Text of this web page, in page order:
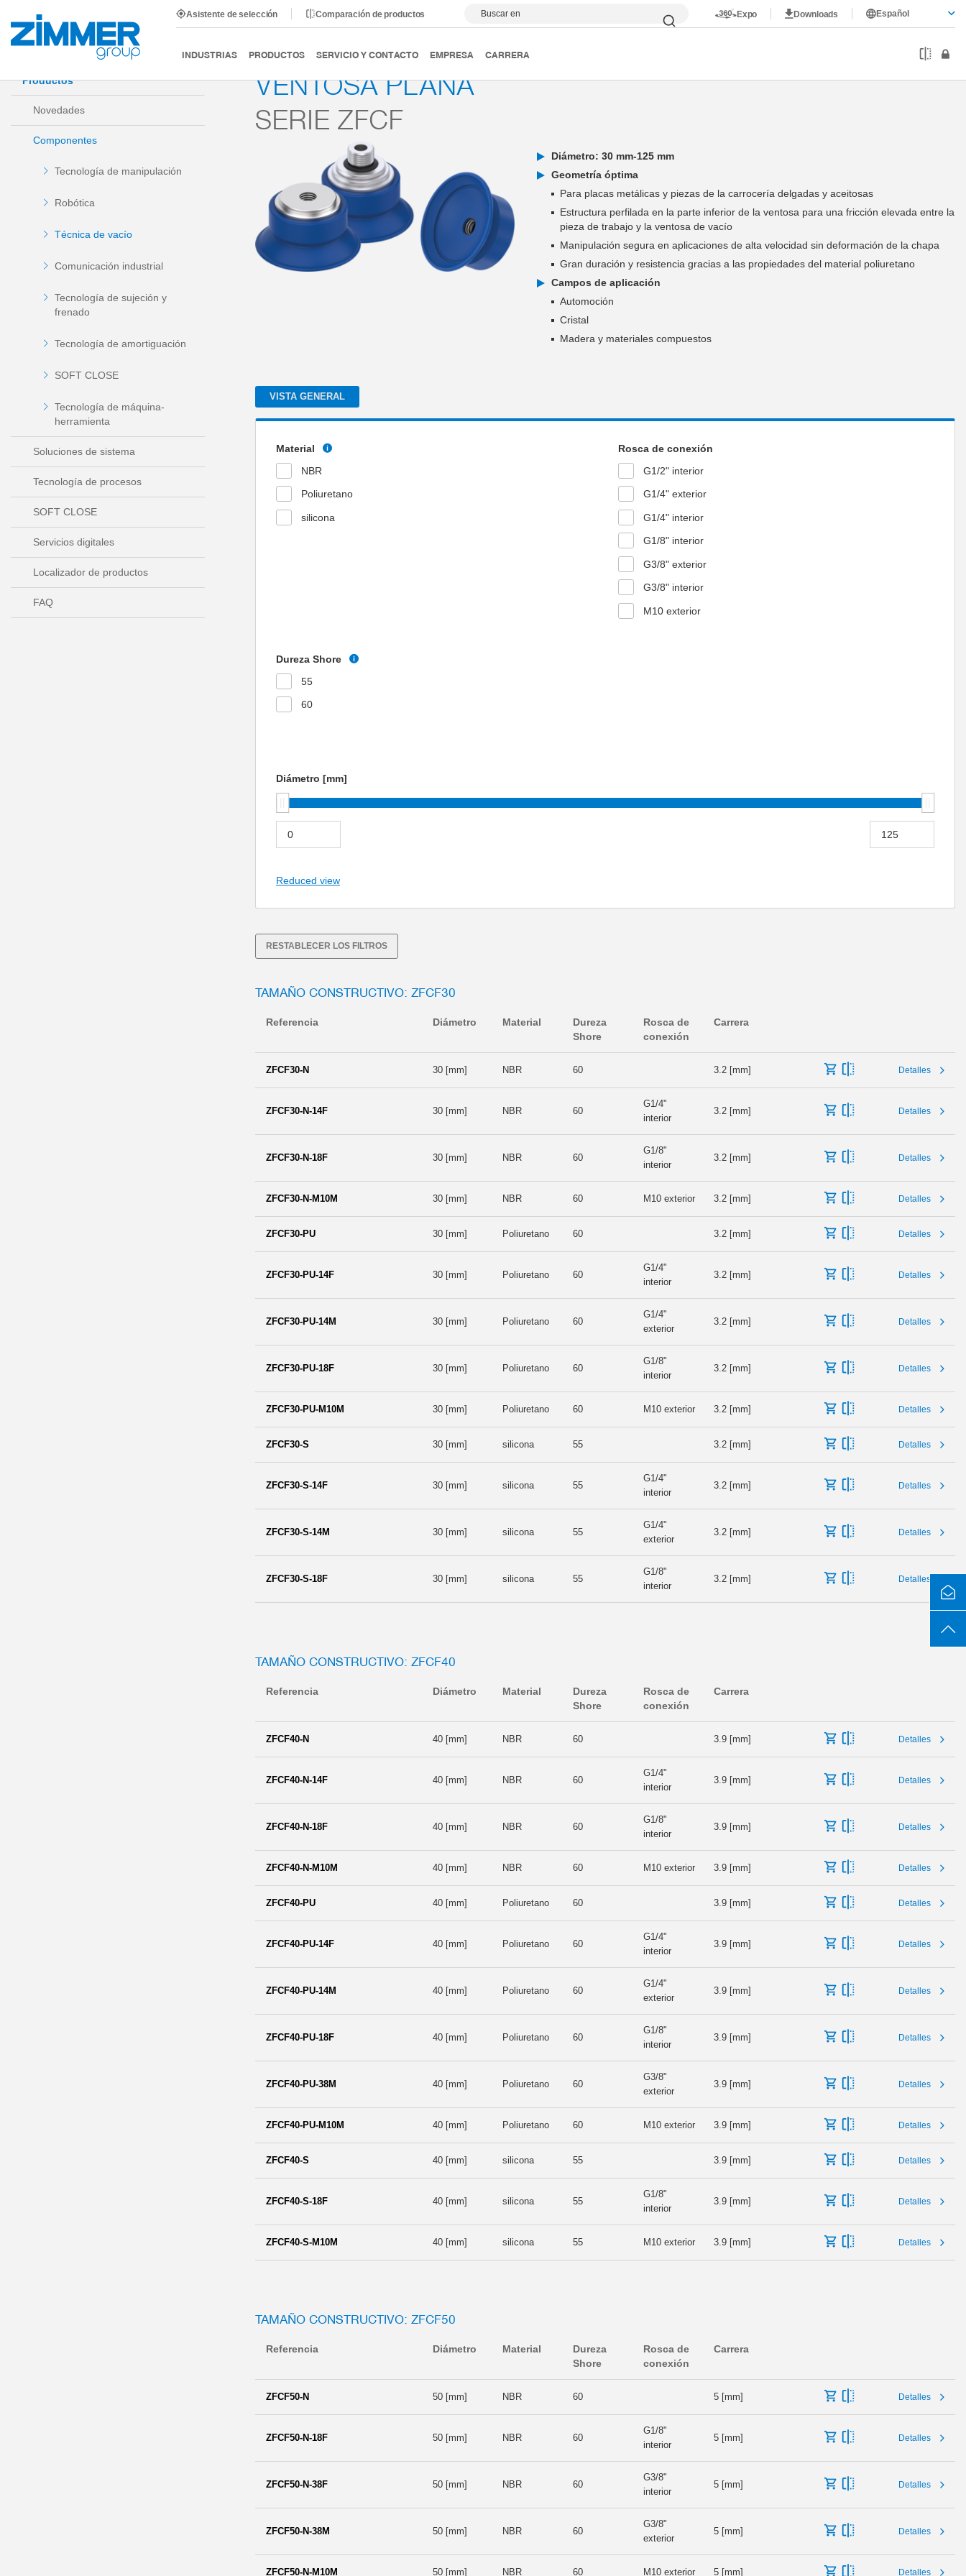
Asistente de selección Comparación de productos Buscar en Expo Downloads Español
INDUSTRIAS PRODUCTOS SERVICIO Y CONTACTO EMPRESA CARRERA
Inicio Productos Componentes Técnica de vacío Ventosas Serie ZFCF
Productos
Novedades
Componentes
Tecnología de manipulación
Robótica
Técnica de vacío
Comunicación industrial
Tecnología de sujeción y
frenado
Tecnología de amortiguación
SOFT CLOSE
Tecnología de máquina-
herramienta
Soluciones de sistema
Tecnología de procesos
SOFT CLOSE
Servicios digitales
Localizador de productos
FAQ
VENTOSA PLANA
SERIE ZFCF
Diámetro: 30 mm-125 mm
Geometría óptima
Para placas metálicas y piezas de la carrocería delgadas y aceitosas
Estructura perfilada en la parte inferior de la ventosa para una fricción elevada entre la
pieza de trabajo y la ventosa de vacío
Manipulación segura en aplicaciones de alta velocidad sin deformación de la chapa
Gran duración y resistencia gracias a las propiedades del material poliuretano
Campos de aplicación
Automoción
Cristal
Madera y materiales compuestos
VISTA GENERAL
Material
NBR
Poliuretano
silicona
Rosca de conexión
G1/2" interior
G1/4" exterior
G1/4" interior
G1/8" interior
G3/8" exterior
G3/8" interior
M10 exterior
Dureza Shore
55
60
Diámetro [mm]
Reduced view
RESTABLECER LOS FILTROS
TAMAÑO CONSTRUCTIVO: ZFCF30
Referencia Diámetro Material
Dureza
Shore
Rosca de
conexión
Carrera
ZFCF30-N 30 [mm] NBR 60 3.2 [mm] Detalles
ZFCF30-N-14F 30 [mm] NBR 60
G1/4"
interior
3.2 [mm] Detalles
ZFCF30-N-18F 30 [mm] NBR 60
G1/8"
interior
3.2 [mm] Detalles
ZFCF30-N-M10M 30 [mm] NBR 60 M10 exterior 3.2 [mm] Detalles
ZFCF30-PU 30 [mm] Poliuretano 60 3.2 [mm] Detalles
ZFCF30-PU-14F 30 [mm] Poliuretano 60
G1/4"
interior
3.2 [mm] Detalles
ZFCF30-PU-14M 30 [mm] Poliuretano 60
G1/4"
exterior
3.2 [mm] Detalles
ZFCF30-PU-18F 30 [mm] Poliuretano 60
G1/8"
interior
3.2 [mm] Detalles
ZFCF30-PU-M10M 30 [mm] Poliuretano 60 M10 exterior 3.2 [mm] Detalles
ZFCF30-S 30 [mm] silicona 55 3.2 [mm] Detalles
ZFCF30-S-14F 30 [mm] silicona 55
G1/4"
interior
3.2 [mm] Detalles
ZFCF30-S-14M 30 [mm] silicona 55
G1/4"
exterior
3.2 [mm] Detalles
ZFCF30-S-18F 30 [mm] silicona 55
G1/8"
interior
3.2 [mm] Detalles
TAMAÑO CONSTRUCTIVO: ZFCF40
Referencia Diámetro Material
Dureza
Shore
Rosca de
conexión
Carrera
ZFCF40-N 40 [mm] NBR 60 3.9 [mm] Detalles
ZFCF40-N-14F 40 [mm] NBR 60
G1/4"
interior
3.9 [mm] Detalles
ZFCF40-N-18F 40 [mm] NBR 60
G1/8"
interior
3.9 [mm] Detalles
ZFCF40-N-M10M 40 [mm] NBR 60 M10 exterior 3.9 [mm] Detalles
ZFCF40-PU 40 [mm] Poliuretano 60 3.9 [mm] Detalles
ZFCF40-PU-14F 40 [mm] Poliuretano 60
G1/4"
interior
3.9 [mm] Detalles
ZFCF40-PU-14M 40 [mm] Poliuretano 60
G1/4"
exterior
3.9 [mm] Detalles
ZFCF40-PU-18F 40 [mm] Poliuretano 60
G1/8"
interior
3.9 [mm] Detalles
ZFCF40-PU-38M 40 [mm] Poliuretano 60
G3/8"
exterior
3.9 [mm] Detalles
ZFCF40-PU-M10M 40 [mm] Poliuretano 60 M10 exterior 3.9 [mm] Detalles
ZFCF40-S 40 [mm] silicona 55 3.9 [mm] Detalles
ZFCF40-S-18F 40 [mm] silicona 55
G1/8"
interior
3.9 [mm] Detalles
ZFCF40-S-M10M 40 [mm] silicona 55 M10 exterior 3.9 [mm] Detalles
TAMAÑO CONSTRUCTIVO: ZFCF50
Referencia Diámetro Material
Dureza
Shore
Rosca de
conexión
Carrera
ZFCF50-N 50 [mm] NBR 60 5 [mm] Detalles
ZFCF50-N-18F 50 [mm] NBR 60
G1/8"
interior
5 [mm] Detalles
ZFCF50-N-38F 50 [mm] NBR 60
G3/8"
interior
5 [mm] Detalles
ZFCF50-N-38M 50 [mm] NBR 60
G3/8"
exterior
5 [mm] Detalles
ZFCF50-N-M10M 50 [mm] NBR 60 M10 exterior 5 [mm] Detalles